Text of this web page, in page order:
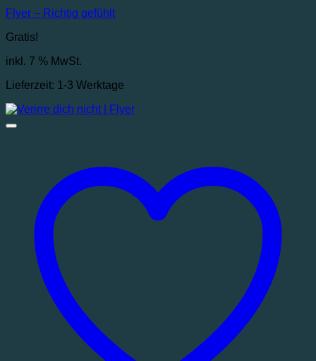
Flyer – Richtig gefühlt
Gratis!
inkl. 7 % MwSt.
Lieferzeit: 1-3 Werktage